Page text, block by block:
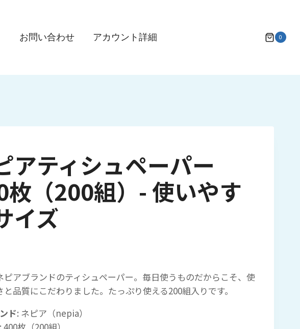
お問い合わせ アカウント詳細 0
アティシュペーパー
枚（200組）- 使いやす
イズ
ピアブランドのティシュペーパー。毎日使うものだからこそ、使
と品質にこだわりました。たっぷり使える200組入りです。
ド: ネピア（nepia）